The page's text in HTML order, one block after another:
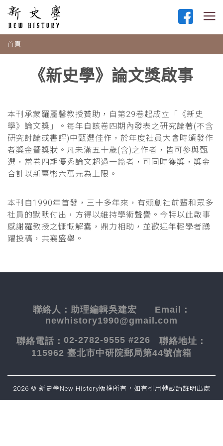
首頁
《新史學》論文獎啟事
本刊承蒙羅麗馨教授贊助，自第29卷起成立「《新史
學》論文獎」。每年自該卷四期內發表之研究論著(不含
研究討論或書評)中甄選佳作，於年度社員大會時頒發作
者獎金暨獎狀。凡未滿五十歲(含)之作者，皆可參與甄
選，當卷四期優秀論文超過一篇者，可同時獲獎，獎金
合計以新臺幣六萬元為上限。
本刊自1990年首發，三十多年來，有賴創社前輩和眾多
社員的默默付出，方得以維持學術聲譽。今特以此啟事
感謝羅教授之慷慨解囊，鼎力相助，並歡迎年輕學者踴
躍投稿，共襄盛舉。
聯絡人： 助理編輯吳建宏 Email：
newhistory1990@gmail.com
聯絡電話： 02-2782-9555 #226 聯絡地址：
115962 臺北市中研院郵局第44號信箱
2026 © 新史學New History版權所有，如有引用轉載請註明出處